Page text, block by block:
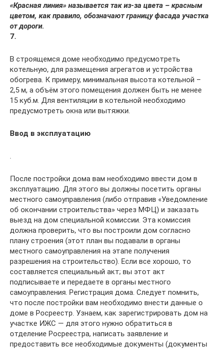
«Красная линия» называется так из-за цвета – красным
цветом, как правило, обозначают границу фасада участка
от дороги.
7.
В строящемся доме необходимо предусмотреть
котельную, для размещения агрегатов и устройства
обогрева. К примеру, минимальная высота котельной –
2,5 м, а объём этого помещения должен быть не менее
15 куб.м. Для вентиляции в котельной необходимо
предусмотреть окна или вытяжки.
Ввод в эксплуатацию
.
После постройки дома вам необходимо ввести дом в
эксплуатацию. Для этого вы должны посетить органы
местного самоуправления (либо отправив «Уведомление
об окончании строительства» через МФЦ) и заказать
выезд на дом специальной комиссии. Эта комиссия
должна проверить, что вы построили дом согласно
плану строения (этот план вы подавали в органы
местного самоуправления на этапе получения
разрешения на строительство). Если все хорошо, то
составляется специальный акт; вы этот акт
подписываете и передаете в органы местного
самоуправления. Регистрация дома. Следует помнить,
что после постройки вам необходимо внести данные о
доме в Росреестр. Узнаем, как зарегистрировать дом на
участке ИЖС — для этого нужно обратиться в
отделение Росреестра, написать заявление и
предоставить все необходимые документы (документы